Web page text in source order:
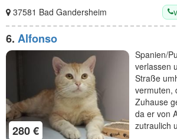
37581 Bad Gandersheim
6. Alfonso
280 €
Spanien/
verlassen
Straße
vermuten,
Zuhause
da er von
zutraulich